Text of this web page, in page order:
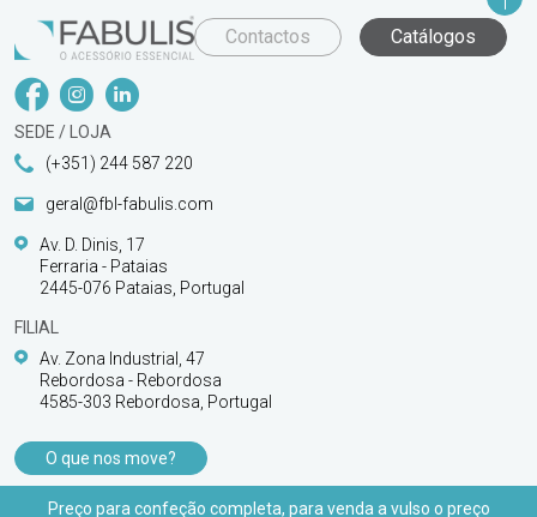
Contactos Catálogos
SEDE / LOJA
(+351) 244 587 220
geral@fbl-fabulis.com
Av. D. Dinis, 17
Ferraria - Pataias
2445-076 Pataias, Portugal
FILIAL
Av. Zona Industrial, 47
Rebordosa - Rebordosa
4585-303 Rebordosa, Portugal
O que nos move?
PRODUTOS
Preço para confeção completa, para venda a vulso o preço